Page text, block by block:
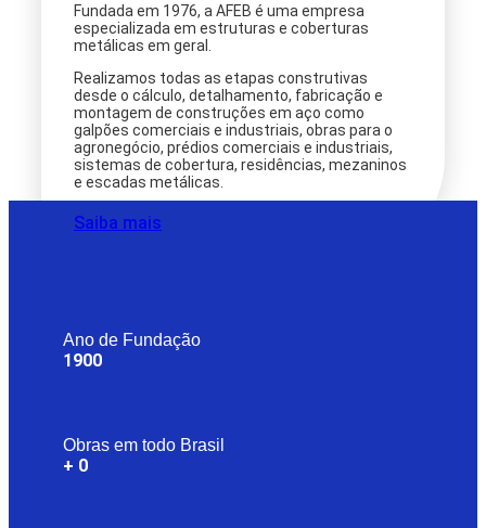
Fundada em 1976, a AFEB é uma empresa
especializada em estruturas e coberturas
metálicas em geral.
Realizamos todas as etapas construtivas
desde o cálculo, detalhamento, fabricação e
montagem de construções em aço como
galpões comerciais e industriais, obras para o
agronegócio, prédios comerciais e industriais,
sistemas de cobertura, residências, mezaninos
e escadas metálicas.
Saiba mais
Ano de Fundação
1900
Obras em todo Brasil
+ 0